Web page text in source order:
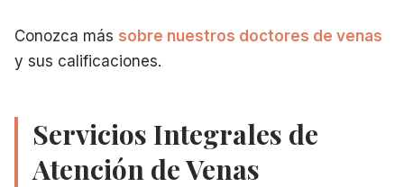
Comunicación clara y honesta
Atención respetuosa y compasiva
Compromiso con su satisfacción
Seguro y Opciones de Pago
doctor de venas de Hamilton, NJ
Conozca más sobre nuestros doctores de venas
y sus calificaciones.
Servicios Integrales de
Atención de Venas